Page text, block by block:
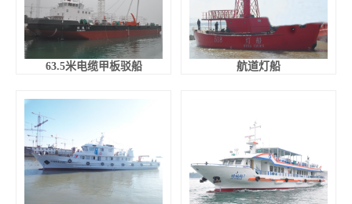
63.5米电缆甲板驳船 航道灯船